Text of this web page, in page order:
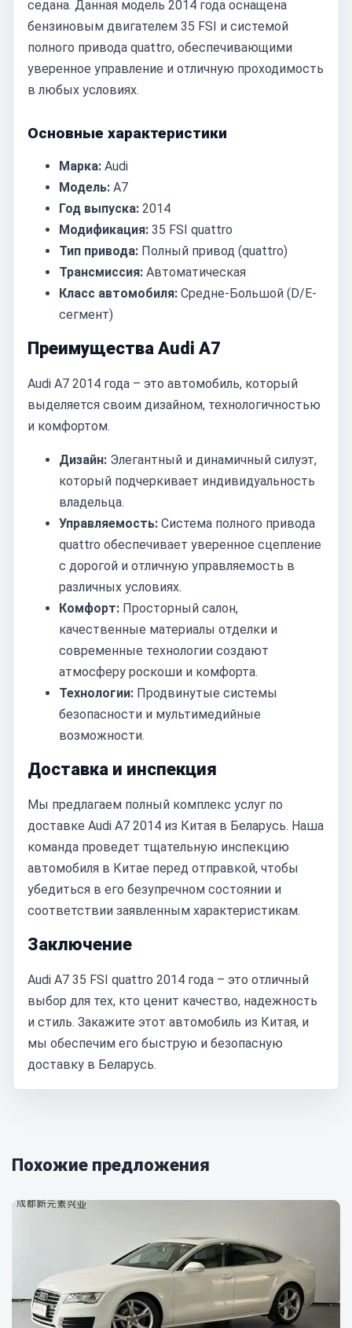
седана. Данная модель 2014 года оснащена
бензиновым двигателем 35 FSI и системой
полного привода quattro, обеспечивающими
уверенное управление и отличную проходимость
в любых условиях.
Основные характеристики
Марка: Audi
Модель: A7
Год выпуска: 2014
Модификация: 35 FSI quattro
Тип привода: Полный привод (quattro)
Трансмиссия: Автоматическая
Класс автомобиля: Средне-Большой (D/E-
сегмент)
Преимущества Audi A7
Audi A7 2014 года – это автомобиль, который
выделяется своим дизайном, технологичностью
и комфортом.
Дизайн: Элегантный и динамичный силуэт,
который подчеркивает индивидуальность
владельца.
Управляемость: Система полного привода
quattro обеспечивает уверенное сцепление
с дорогой и отличную управляемость в
различных условиях.
Комфорт: Просторный салон,
качественные материалы отделки и
современные технологии создают
атмосферу роскоши и комфорта.
Технологии: Продвинутые системы
безопасности и мультимедийные
возможности.
Доставка и инспекция
Мы предлагаем полный комплекс услуг по
доставке Audi A7 2014 из Китая в Беларусь. Наша
команда проведет тщательную инспекцию
автомобиля в Китае перед отправкой, чтобы
убедиться в его безупречном состоянии и
соответствии заявленным характеристикам.
Заключение
Audi A7 35 FSI quattro 2014 года – это отличный
выбор для тех, кто ценит качество, надежность
и стиль. Закажите этот автомобиль из Китая, и
мы обеспечим его быструю и безопасную
доставку в Беларусь.
Похожие предложения